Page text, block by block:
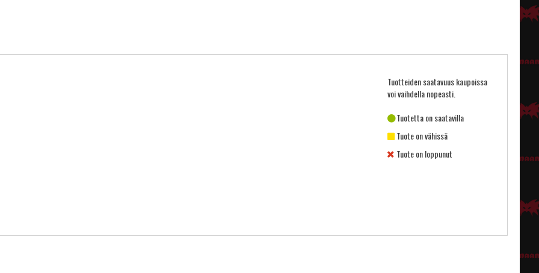
Tuotteiden saatavuus kaupoissa
voi vaihdella nopeasti.
Tuotetta on saatavilla
Tuote on vähissä
Tuote on loppunut